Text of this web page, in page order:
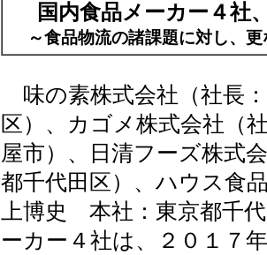
国内食品メーカー４社
～食品物流の諸課題に対し、
味の素株式会社（社長
区）、カゴメ株式会社（
屋市）、日清フーズ株式
都千代田区）、ハウス食
上博史 本社：東京都千
ーカー４社は、２０１７